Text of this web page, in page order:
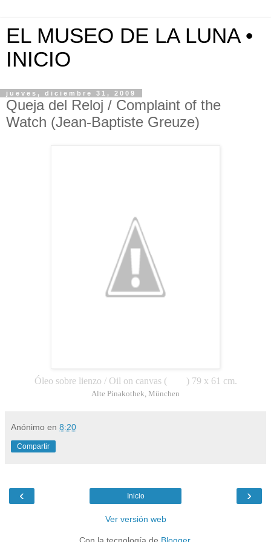
EL MUSEO DE LA LUNA •
INICIO
jueves, diciembre 31, 2009
Queja del Reloj / Complaint of the
Watch (Jean-Baptiste Greuze)
Óleo sobre lienzo / Oil on canvas (1770 ) 79 x 61 cm.
Alte Pinakothek, München
Anónimo en 8:20
Compartir
‹ ›
Inicio
Ver versión web
Con la tecnología de Blogger.